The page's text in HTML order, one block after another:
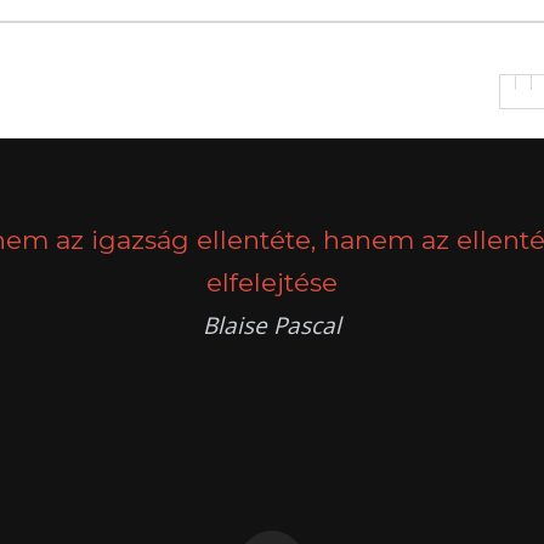
az igazság ellentéte, hanem az
elfelejtése
Blaise Pascal